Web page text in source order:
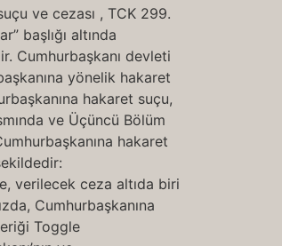
ve cezası , TCK 299.
başlığı altında
Cumhurbaşkanı devleti
yönelik hakaret
hakaret suçu,
ve Üçüncü Bölüm
hakaret
verilecek ceza altıda biri
Cumhurbaşkanına
Toggle